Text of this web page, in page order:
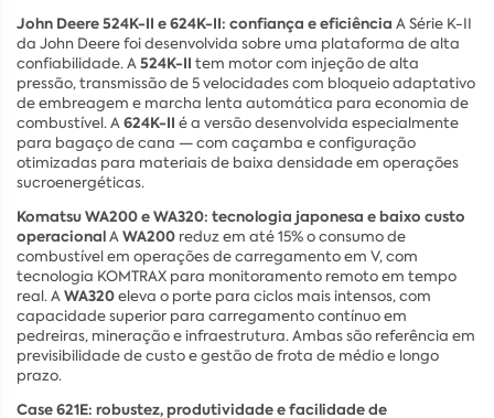
John Deere 524K-II e 624K-II: confiança e eficiência A Série K-II
da John Deere foi desenvolvida sobre uma plataforma de alta
confiabilidade. A524K-II tem motor com injeção de alta
pressão, transmissão de 5 velocidades com bloqueio adaptativo
de embreagem e marcha lenta automática para economia de
combustível. A624K-II é a versão desenvolvida especialmente
para bagaço de cana — com caçamba e configuração
otimizadas para materiais de baixa densidade em operações
sucroenergéticas.
Komatsu WA200 e WA320: tecnologia japonesa e baixo custo
operacionalAWA200 reduz em até 15% o consumo de
combustível em operações de carregamento em V, com
tecnologia KOMTRAX para monitoramento remoto em tempo
real. AWA320eleva o porte para ciclos mais intensos, com
capacidade superior para carregamento contínuo em
pedreiras, mineração e infraestrutura. Ambas são referência em
previsibilidade de custo e gestão de frota de médio e longo
prazo.
Case 621E: robustez, produtividade e facilidade de